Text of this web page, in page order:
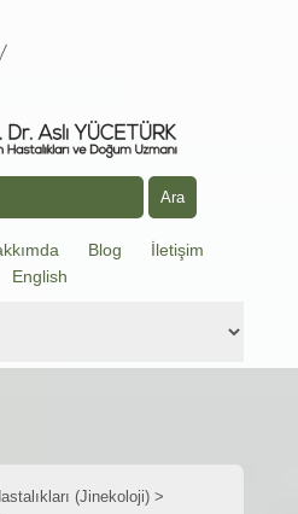
Blog
İletişim
English
(Jinekoloji)>